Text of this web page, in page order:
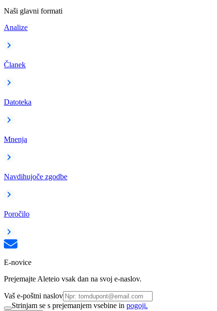
Naši glavni formati
Analize
Članek
Datoteka
Mnenja
Navdihujoče zgodbe
Poročilo
E-novice
Prejemajte Aleteio vsak dan na svoj e-naslov.
Vaš e-poštni naslov
Strinjam se s prejemanjem vsebine in pogoji.